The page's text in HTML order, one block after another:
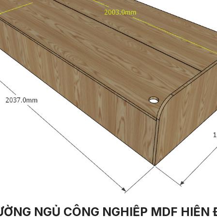
NGỦ CÔNG NGHIỆP MDF HIỆN